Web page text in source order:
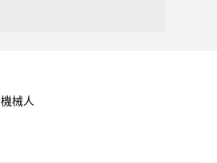
機械人